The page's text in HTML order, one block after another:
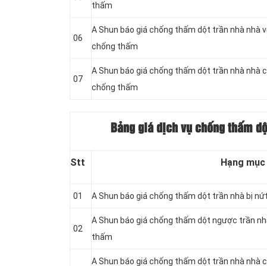
thấm
06
A Shun báo giá chống thấm dột trần nhà nhà
chống thấm
07
A Shun báo giá chống thấm dột trần nhà nhà
chống thấm
Bảng giá dịch vụ chống thấm
Stt Hạng mục
01 A Shun báo giá chống thấm dột trần nhà bị
02
A Shun báo giá chống thấm dột ngược trần
thấm
A Shun báo giá chống thấm dột trần nhà nhà